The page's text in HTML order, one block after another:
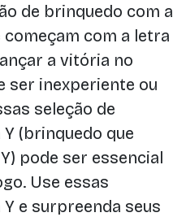
de brinquedo com a
com a letra
a vitória no
ser inexperiente ou
seleção de
(brinquedo que
pode ser essencial
Use essas
e surpreenda seus